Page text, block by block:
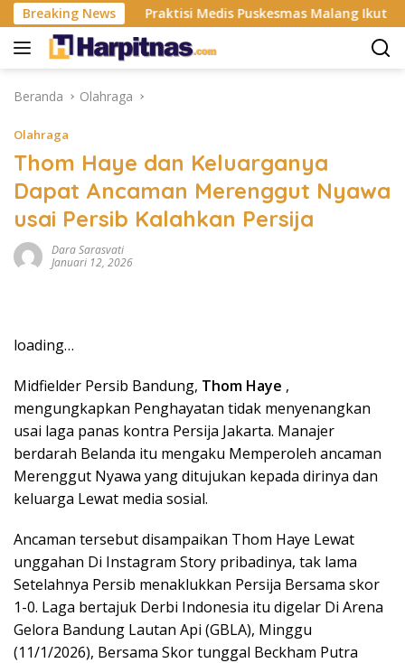
Langsung
ke
konten
Breaking News
ISP Praktisi Medis Puskesmas Malang Ikut Ejek
Beranda Olahraga
Olahraga
Thom Haye dan Keluarganya
Dapat Ancaman Merenggut Nyawa
usai Persib Kalahkan Persija
Dara Sarasvati
Januari 12, 2026
loading…
Midfielder Persib Bandung, Thom Haye ,
mengungkapkan Penghayatan tidak menyenangkan
usai laga panas kontra Persija Jakarta. Manajer
berdarah Belanda itu mengaku Memperoleh ancaman
Merenggut Nyawa yang ditujukan kepada dirinya dan
keluarga Lewat media sosial.
Ancaman tersebut disampaikan Thom Haye Lewat
unggahan Di Instagram Story pribadinya, tak lama
Setelahnya Persib menaklukkan Persija Bersama skor
1-0. Laga bertajuk Derbi Indonesia itu digelar Di Arena
Gelora Bandung Lautan Api (GBLA), Minggu
(11/1/2026), Bersama Skor tunggal Beckham Putra